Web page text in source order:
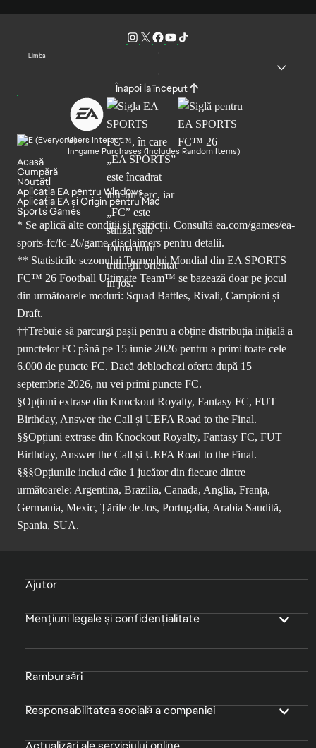
Limba
Înapoi la început
Users Interact
In-game Purchases (Includes Random Items)
Acasă
Cumpără
Noutăți
Aplicația EA pentru Windows
Aplicația EA și Origin pentru Mac
Sports Games
* Se aplică alte condiții și restricții. Consultă ea.com/games/ea-
sports-fc/fc-26/game-disclaimers pentru detalii.
** Statisticile sezonului Turneului Mondial din EA SPORTS
FC™ 26 Football Ultimate Team™ se bazează doar pe jocul
din următoarele moduri: Squad Battles, Rivali, Campioni și
Draft.
††Trebuie să parcurgi pașii pentru a obține distribuția inițială a
punctelor FC până pe 15 iunie 2026 pentru a primi toate cele
6.000 de puncte FC. Dacă deblochezi oferta după 15
septembrie 2026, nu vei primi puncte FC.
§Opțiuni extrase din Knockout Royalty, Fantasy FC, FUT
Birthday, Answer the Call și UEFA Road to the Final.
§§Opțiuni extrase din Knockout Royalty, Fantasy FC, FUT
Birthday, Answer the Call și UEFA Road to the Final.
§§§Opțiunile includ câte 1 jucător din fiecare dintre
următoarele: Argentina, Brazilia, Canada, Anglia, Franța,
Germania, Mexic, Țările de Jos, Portugalia, Arabia Saudită,
Spania, SUA.
Ajutor
Mențiuni legale și confidențialitate
Rambursări
Responsabilitatea socială a companiei